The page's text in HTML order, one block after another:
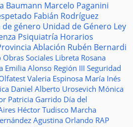
Baumann Marcelo Paganini
Fabián Rodríguez
de género Unidad de Género Ley
Psiquiatría Horarios
Ablación Rubén Bernardi
Obras Sociales Libreta Rosana
Emilia Alonso Región III Seguridad
Valeria Espinosa María Inés
Daniel Alberto Urosevich Mónica
Patricia Garrido Día del
Héctor Tudisco Marcha
Agustina Orlando RAP